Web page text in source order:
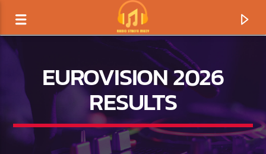
EUROVISION 2026
RESULTS